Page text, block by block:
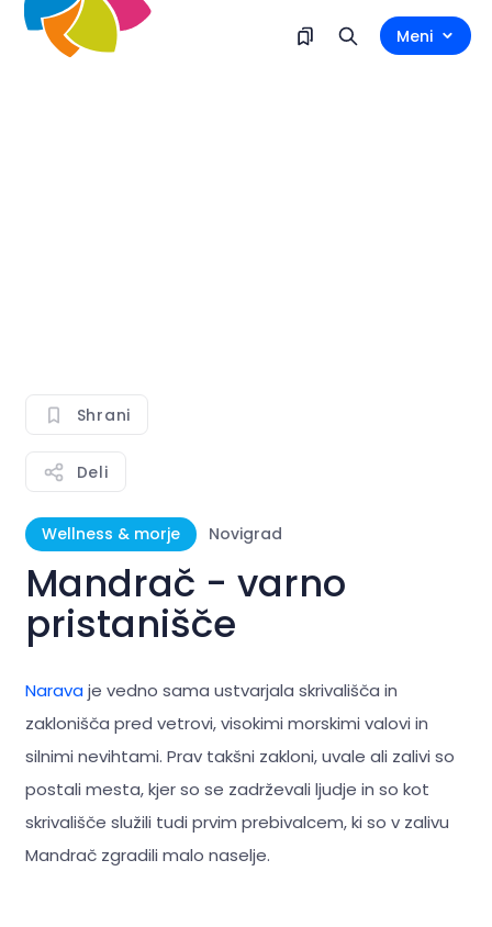
Meni
Shrani
Deli
Wellness & morje Novigrad
Mandrač - varno
pristanišče
Naravaje vedno sama ustvarjala skrivališča in
zaklonišča pred vetrovi, visokimi morskimi valovi in
silnimi nevihtami. Prav takšni zakloni, uvale ali zalivi so
postali mesta, kjer so se zadrževali ljudje in so kot
skrivališče služili tudi prvim prebivalcem, ki so v zalivu
Mandrač zgradili malo naselje.